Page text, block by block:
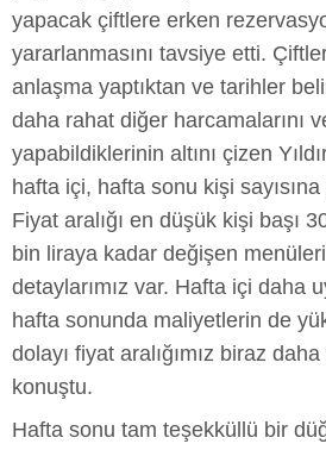
yapacak çiftlere erken
yararlanmasını tavsiye etti.
anlaşma yaptıktan ve tarihler
daha rahat diğer harcamalarını
yapabildiklerinin altını çizen
hafta içi, hafta sonu kişi
Fiyat aralığı en düşük kişi başı
bin liraya kadar değişen
detaylarımız var. Hafta içi daha
hafta sonunda maliyetlerin de
dolayı fiyat aralığımız biraz
konuştu.
Hafta sonu tam teşekküllü bir